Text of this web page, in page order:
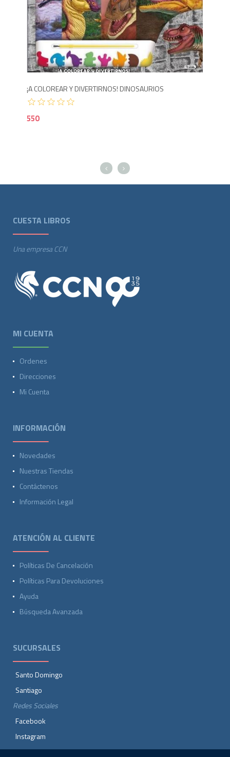
300
¡A COLOREAR Y DIVERTIRNOS! DINOSAURIOS
550
Agotado
CUESTA LIBROS
Una empresa CCN
MI CUENTA
Ordenes
Direcciones
Mi Cuenta
INFORMACIÓN
Novedades
Nuestras Tiendas
Contáctenos
Información Legal
ATENCIÓN AL CLIENTE
Políticas De Cancelación
Políticas Para Devoluciones
Ayuda
Búsqueda Avanzada
SUCURSALES
Santo Domingo
Santiago
Redes Sociales
Facebook
Instagram